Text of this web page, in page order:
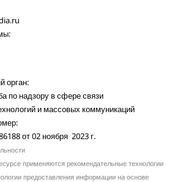
орган:
по надзору в сфере связи
и массовых коммуникаций
от 02 ноября 2023 г.
применяются рекомендательные технологии
предоставления информации на основе